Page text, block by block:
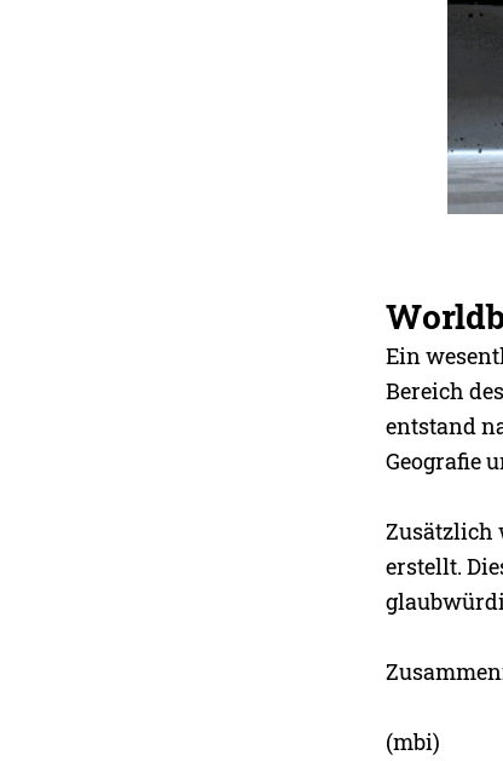
Ein
Bereich
entstand
Geografie
Zusätzlich
erstellt.
(mbi)